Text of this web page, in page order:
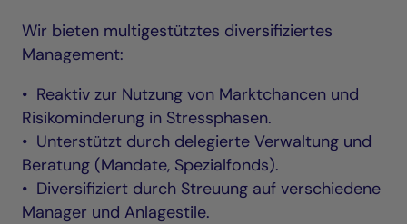
Wir bieten multigestütztes diversifiziertes
Management:
• Reaktiv zur Nutzung von Marktchancen und
Risikominderung in Stressphasen.
• Unterstützt durch delegierte Verwaltung und
Beratung (Mandate, Spezialfonds).
• Diversifiziert durch Streuung auf verschiedene
Manager und Anlagestile.